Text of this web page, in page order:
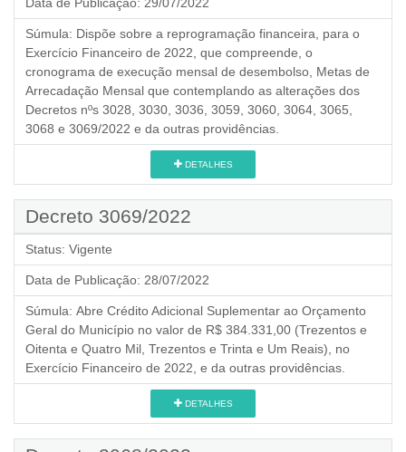
Súmula: Dispõe sobre a reprogramação financeira, para o
Exercício Financeiro de 2022, que compreende, o
cronograma de execução mensal de desembolso, Metas de
Arrecadação Mensal que contemplando as alterações dos
Decretos nºs 3028, 3030, 3036, 3059, 3060, 3064, 3065,
3068 e 3069/2022 e da outras providências.
DETALHES
Decreto 3069/2022
Status: Vigente
Data de Publicação: 28/07/2022
Súmula: Abre Crédito Adicional Suplementar ao Orçamento
Geral do Município no valor de R$ 384.331,00 (Trezentos e
Oitenta e Quatro Mil, Trezentos e Trinta e Um Reais), no
Exercício Financeiro de 2022, e da outras providências.
DETALHES